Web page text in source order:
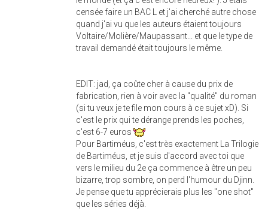
censée faire un BAC L et j'ai cherché autre chose
quand j'ai vu que les auteurs étaient toujours
Voltaire/Molière/Maupassant... et que le type de
travail demandé était toujours le même.
EDIT: jad, ça coûte cher à cause du prix de
fabrication, rien à voir avec la "qualité" du roman
(si tu veux je te file mon cours à ce sujet xD). Si
c'est le prix qui te dérange prends les poches,
c'est 6-7 euros
Pour Bartiméus, c'est très exactement La Trilogie
de Bartiméus, et je suis d'accord avec toi que
vers le milieu du 2e ça commence à être un peu
bizarre, trop sombre, on perd l'humour du Djinn.
Je pense que tu apprécierais plus les "one shot"
que les séries déjà.